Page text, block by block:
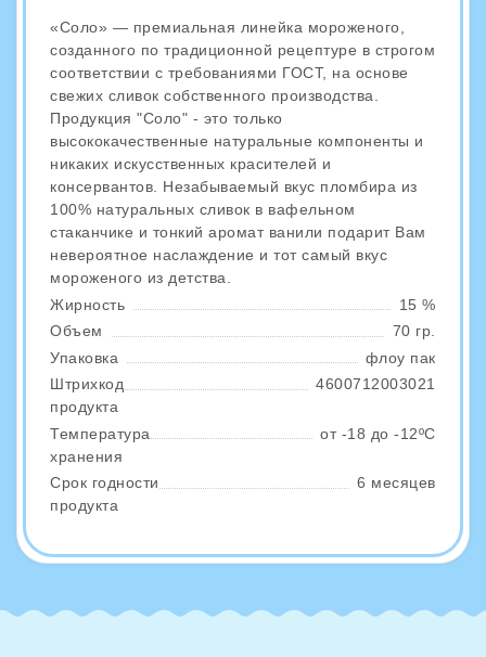
«Соло» — премиальная линейка мороженого,
созданного по традиционной рецептуре в строгом
соответствии с требованиями ГОСТ, на основе
свежих сливок собственного производства.
Продукция "Соло" - это только
высококачественные натуральные компоненты и
никаких искусственных красителей и
консервантов. Незабываемый вкус пломбира из
100% натуральных сливок в вафельном
стаканчике и тонкий аромат ванили подарит Вам
невероятное наслаждение и тот самый вкус
мороженого из детства.
Жирность
15 %
Объем
70 гр.
Упаковка
флоу пак
Штрихкод
продукта
4600712003021
Температура
хранения
от -18 до -12ºС
Срок годности
продукта
6 месяцев